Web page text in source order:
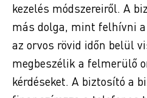
kezelés módszereiről. A
más dolga, mint felhívni
az orvos rövid időn belül
megbeszélik a felmerülő
kérdéseket. A biztosító a